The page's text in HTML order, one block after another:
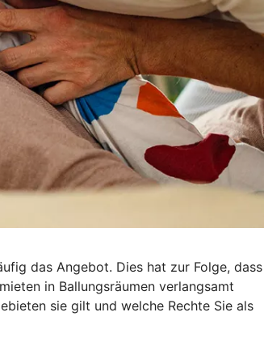
das Angebot. Dies hat zur Folge, dass
in Ballungsräumen verlangsamt
sie gilt und welche Rechte Sie als